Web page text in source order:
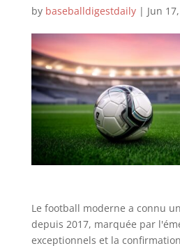
by baseballdigestdaily| Jun
Le football moderne a connu
depuis 2017, marquée par
exceptionnels et la